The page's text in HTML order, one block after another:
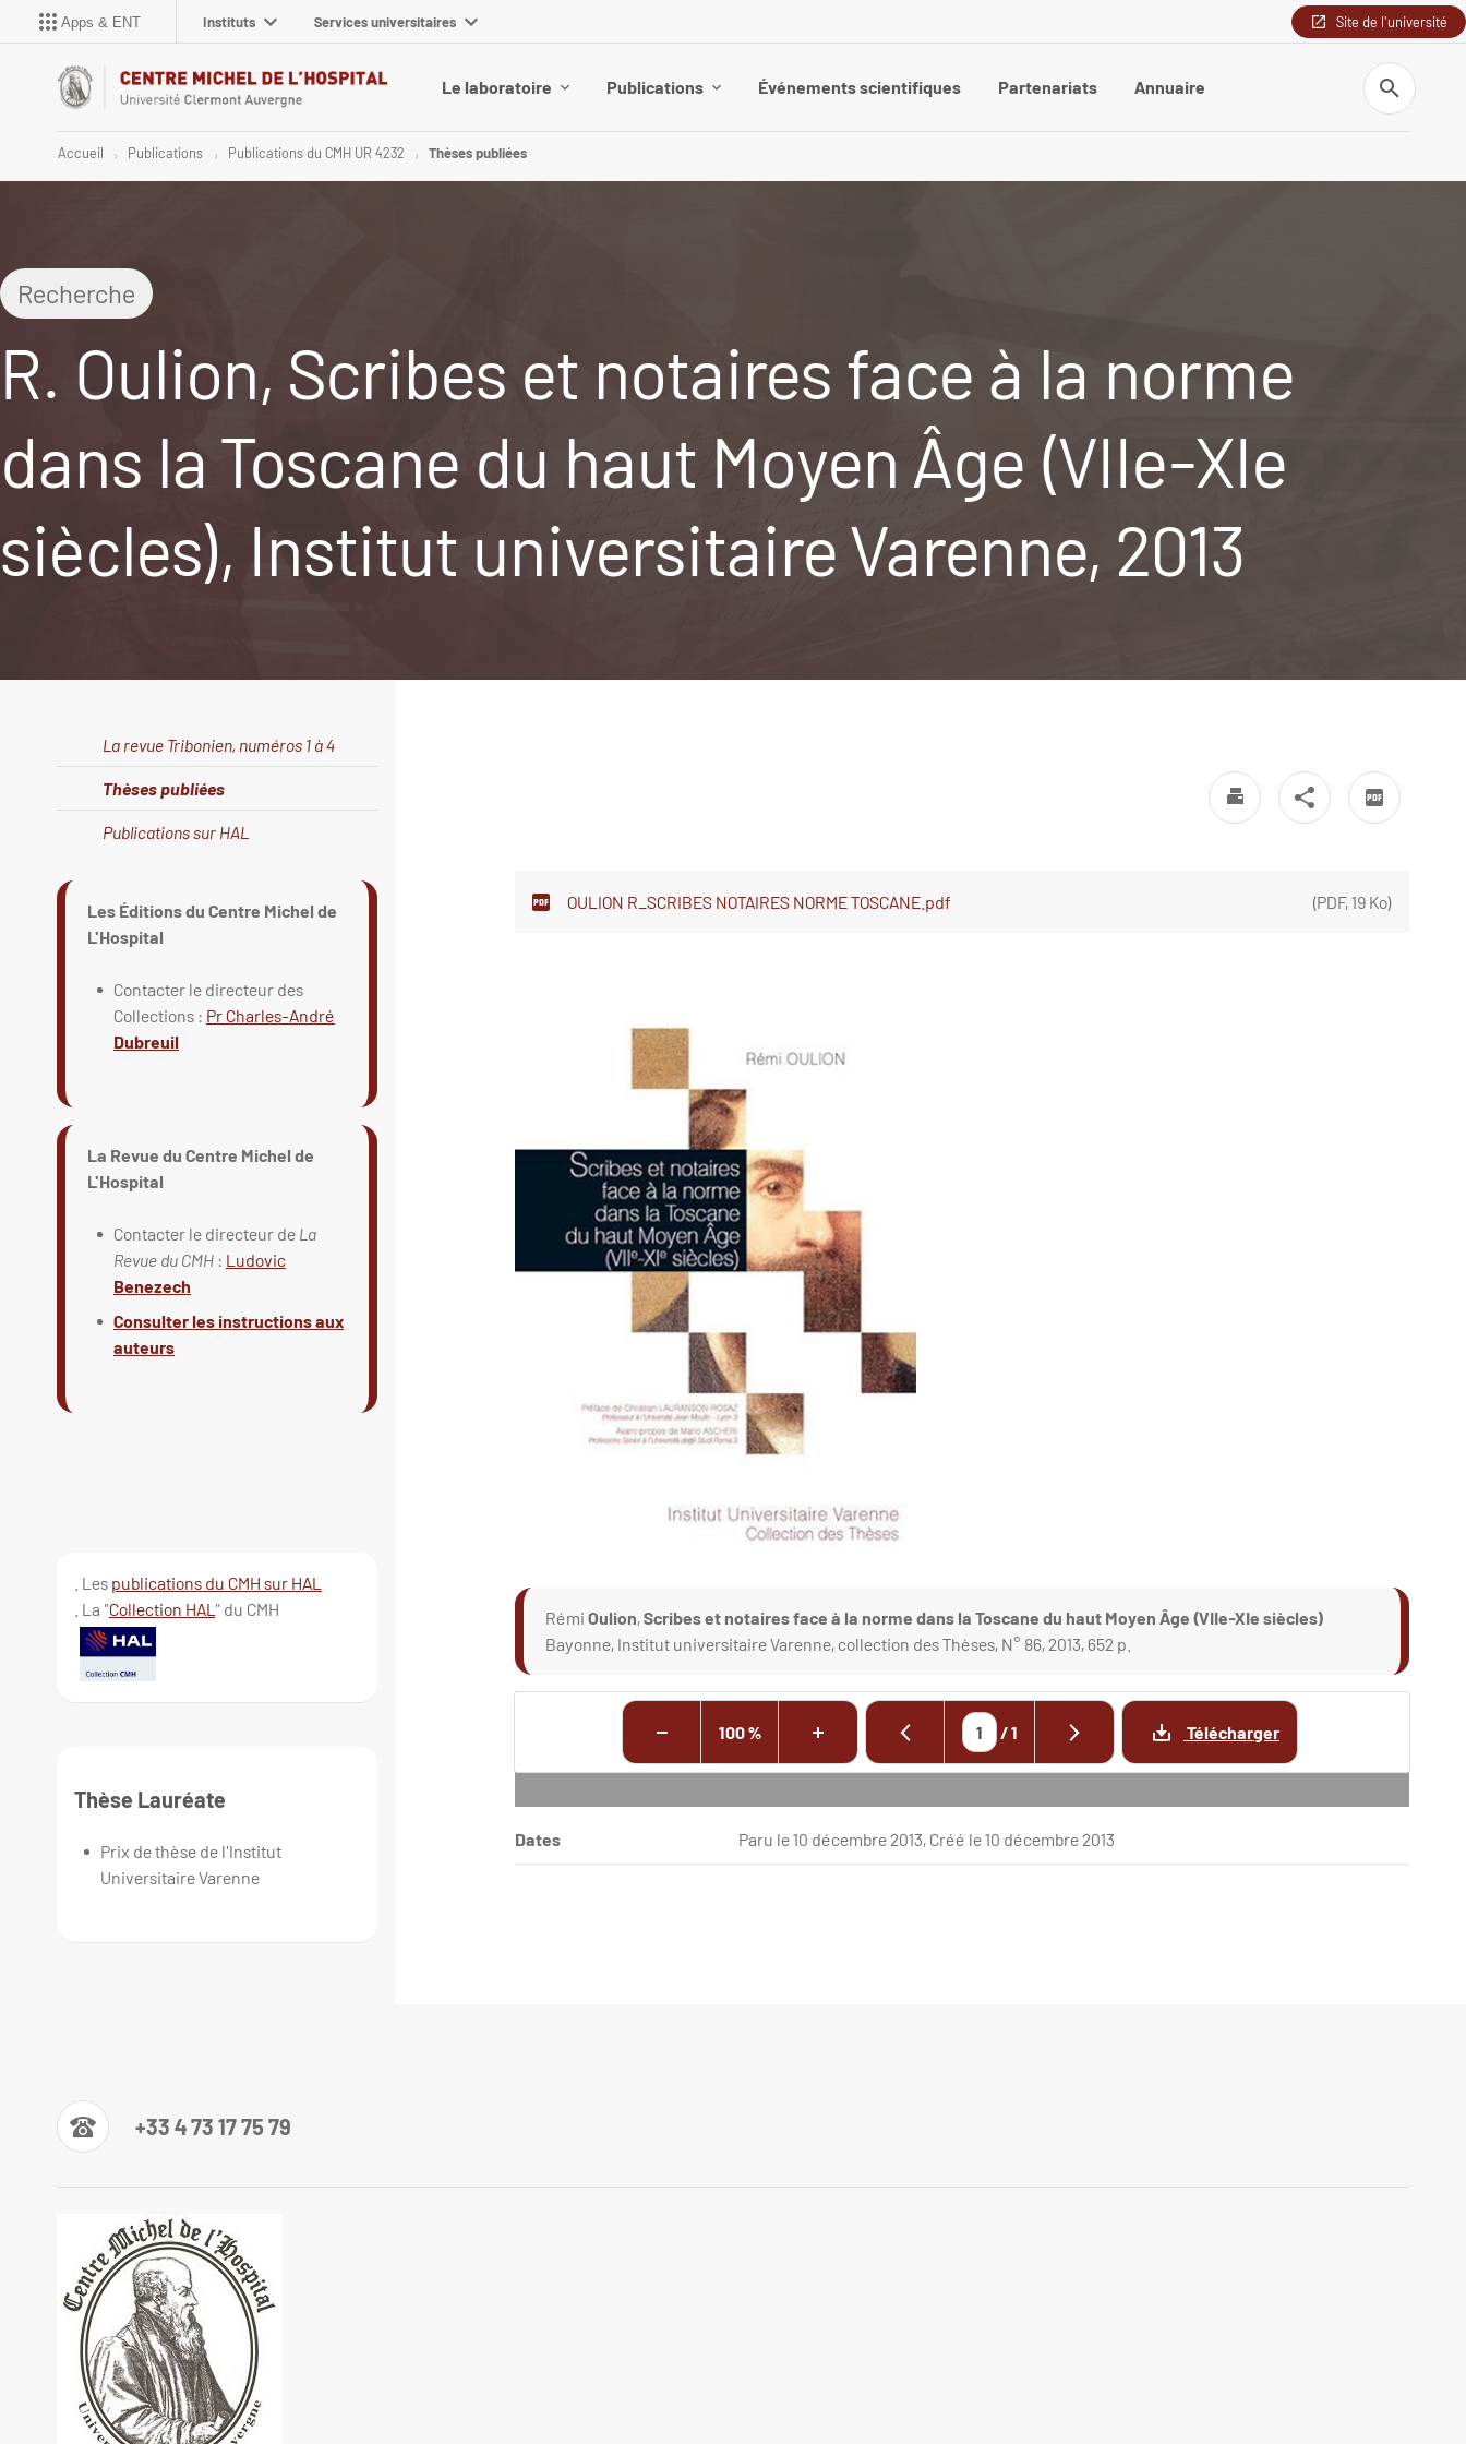
Apps & ENT Instituts Services universitaires Site de l'université
Le laboratoire Publications Événements scientifiques Partenariats Annuaire
Recherche
Accueil Publications Publications du CMH UR 4232 Thèses publiées
Recherche
R. Oulion, Scribes et notaires face à la norme
dans la Toscane du haut Moyen Âge (VIIe-XIe
siècles), Institut universitaire Varenne, 2013
OULION R_SCRIBES NOTAIRES NORME TOSCANE.pdf (PDF,19 Ko)
Rémi Oulion,Scribes et notaires face à la norme dans la Toscane du haut Moyen Âge (VIIe-XIe siècles)
Bayonne, Institut universitaire Varenne, collection des Thèses, N° 86, 2013, 652 p.
100 % /1 Télécharger
Dates Paru le 10 décembre 2013, Créé le 10 décembre 2013
La revue Tribonien, numéros 1 à 4
Thèses publiées
Publications sur HAL
Les Éditions du Centre Michel de
L'Hospital
Contacter le directeur des
Collections : Pr Charles-André
Dubreuil
La Revue du Centre Michel de
L'Hospital
Contacter le directeur de La
Revue du CMH : Ludovic
Benezech
Consulter les instructions aux
auteurs
. Les publications du CMH sur HAL
. La "Collection HAL " du CMH
Thèse Lauréate
Prix de thèse de l'Institut
Universitaire Varenne
+33 4 73 17 75 79